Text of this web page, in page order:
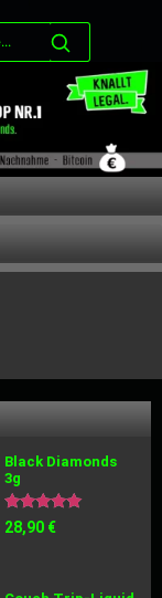
Black Diamonds
3g
Bewertet
mit
28,90 €